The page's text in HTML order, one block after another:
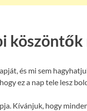
köszöntők
és mi sem
ez a nap tele lesz
Kívánjuk, hogy